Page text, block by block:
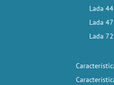
Lada
Lada
Lada